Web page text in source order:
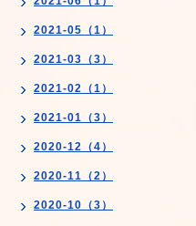
2021-05（1）
2021-03（3）
2021-02（1）
2021-01（3）
2020-12（4）
2020-11（2）
2020-10（3）